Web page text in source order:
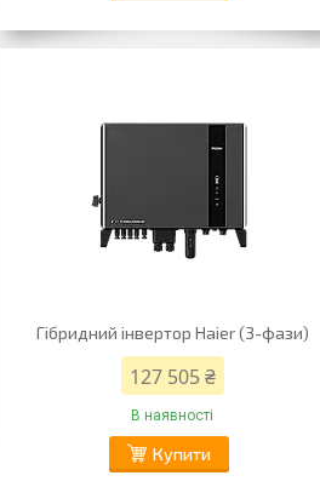
Гібридний інвертор Haier (3-фази)
127 505 ₴
В наявності
Купити